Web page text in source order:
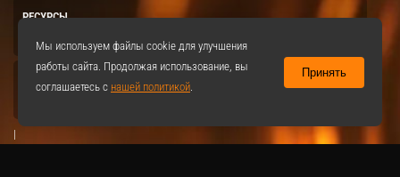
РЕСУРСЫ
|
Мы используем файлы cookie для улучшения
работы сайта. Продолжая использование, вы
соглашаетесь с нашей политикой.
Принять